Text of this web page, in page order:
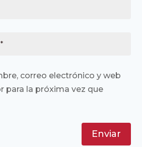
correo electrónico y web
para la próxima vez que
Enviar